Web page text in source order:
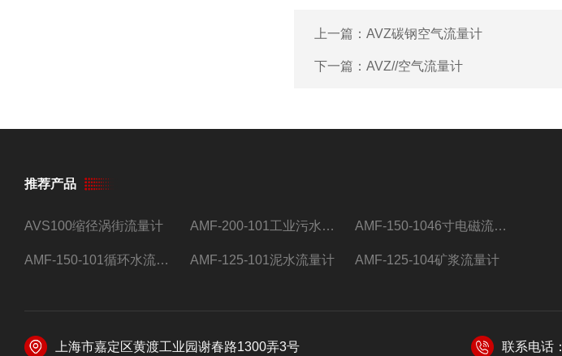
上一篇： AVZ碳钢空气流量计
下一篇： AVZ//空气流量计
推荐产品
AVS100缩径涡街流量计 AMF-200-101工业污水流量计 AMF-150-1046寸电磁流量计
AMF-150-101循环水流量计,电磁流量计 AMF-125-101泥水流量计 AMF-125-104矿浆流量计
上海市嘉定区黄渡工业园谢春路1300弄3号 联系电话：